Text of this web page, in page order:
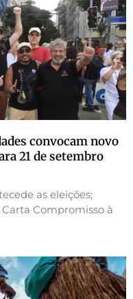
convocam novo
21 de setembro
as eleições;
Compromisso à